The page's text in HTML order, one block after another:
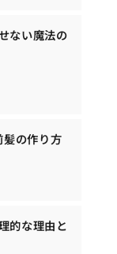
ない魔法の
の作り方
的な理由と